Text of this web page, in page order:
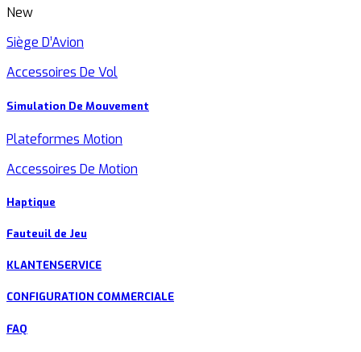
New
Siège D’Avion
Accessoires De Vol
Simulation De Mouvement
Plateformes Motion
Accessoires De Motion
Haptique
Fauteuil de Jeu
KLANTENSERVICE
CONFIGURATION COMMERCIALE
FAQ